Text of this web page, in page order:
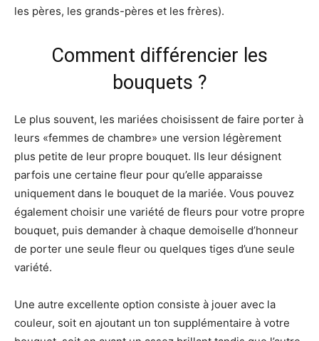
les pères, les grands-pères et les frères).
Comment différencier les
bouquets ?
Le plus souvent, les mariées choisissent de faire porter à
leurs «femmes de chambre» une version légèrement
plus petite de leur propre bouquet. Ils leur désignent
parfois une certaine fleur pour qu’elle apparaisse
uniquement dans le bouquet de la mariée. Vous pouvez
également choisir une variété de fleurs pour votre propre
bouquet, puis demander à chaque demoiselle d’honneur
de porter une seule fleur ou quelques tiges d’une seule
variété.
Une autre excellente option consiste à jouer avec la
couleur, soit en ajoutant un ton supplémentaire à votre